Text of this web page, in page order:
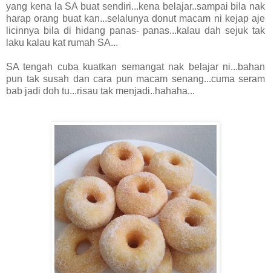
yang kena la SA buat sendiri...kena belajar..sampai bila nak
harap orang buat kan...selalunya donut macam ni kejap aje
licinnya bila di hidang panas- panas...kalau dah sejuk tak
laku kalau kat rumah SA...
SA tengah cuba kuatkan semangat nak belajar ni...bahan
pun tak susah dan cara pun macam senang...cuma seram
bab jadi doh tu...risau tak menjadi..hahaha...